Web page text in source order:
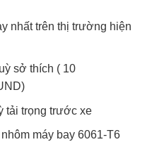
đến
$2,649.07
nhất trên thị trường hiện
sở thích ( 10
tải trọng trước xe
máy bay 6061-T6